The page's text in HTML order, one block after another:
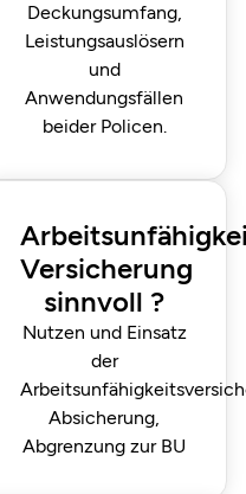
Deckungsumfang,
Leistungs­auslösern
und
Anwendungs­fällen
beider Policen.
Versicherung
sinnvoll ?
Nutzen und Einsatz
der
Absicherung,
Abgrenzung zur BU